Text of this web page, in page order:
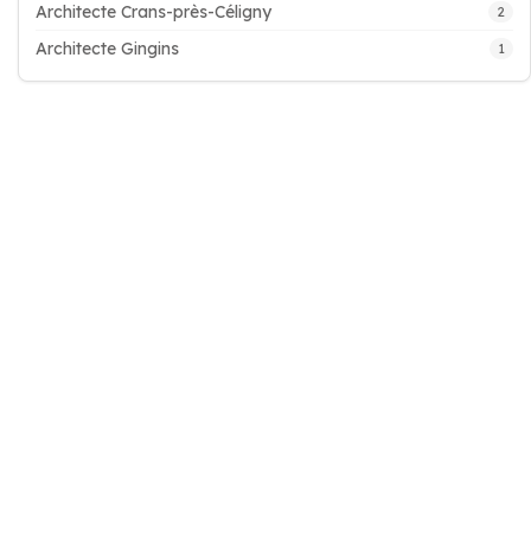
Architecte Crans-près-Céligny 2
Architecte Gingins 1